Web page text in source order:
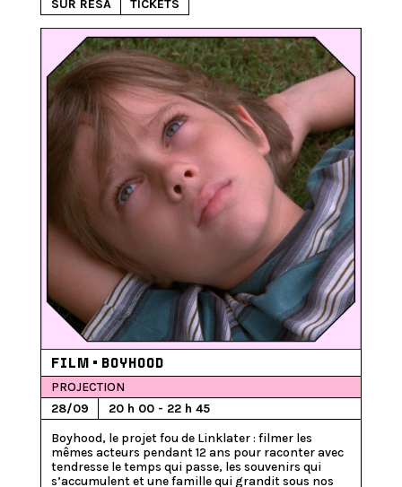
SUR RÉSA TICKETS
FILM • BOYHOOD
28/09 20 h 00 - 22 h 45
PROJECTION
Boyhood, le projet fou de Linklater : filmer les
mêmes acteurs pendant 12 ans pour raconter avec
tendresse le temps qui passe, les souvenirs qui
s’accumulent et une famille qui grandit sous nos